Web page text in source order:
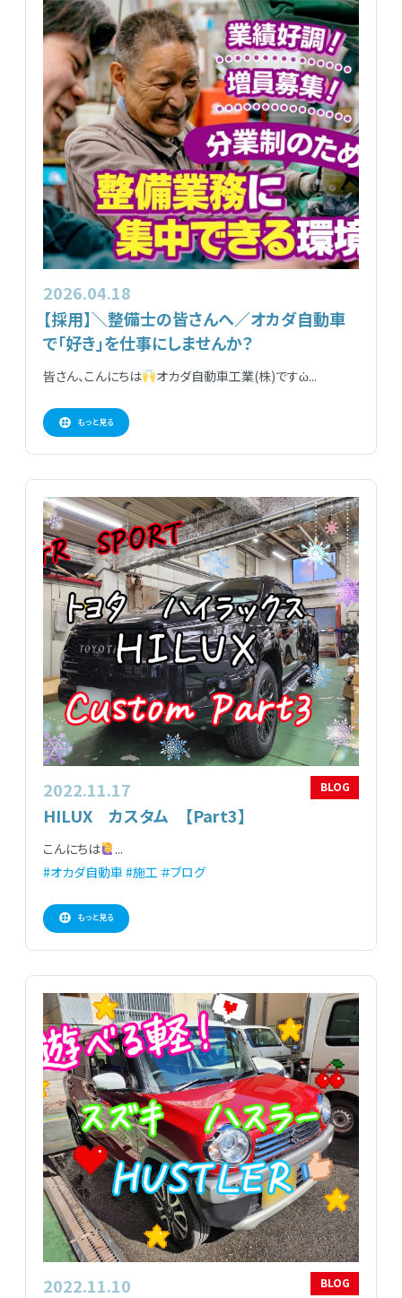
2026.04.18
【採用】＼整備士の皆さんへ／オカダ自動車
で「好き」を仕事にしませんか？
皆さん、こんにちは オカダ自動車工業(株)ですὠ...
もっと見る
2022.11.17 BLOG
HILUX カスタム 【Part3】
こんにちは
...
#オカダ自動車 #施工 ＃ブログ
もっと見る
2022.11.10 BLOG